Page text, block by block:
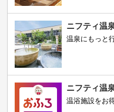
ニフティ温
温泉にもっと
ニフティ温
温浴施設をお